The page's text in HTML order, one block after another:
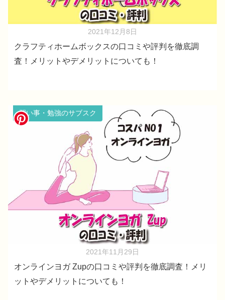
2021年12月8日
クラフティホームボックスの口コミや評判を徹底調
査！メリットやデメリットについても！
習い事・勉強のサブスク
2021年11月29日
オンラインヨガ Zupの口コミや評判を徹底調査！メリ
ットやデメリットについても！